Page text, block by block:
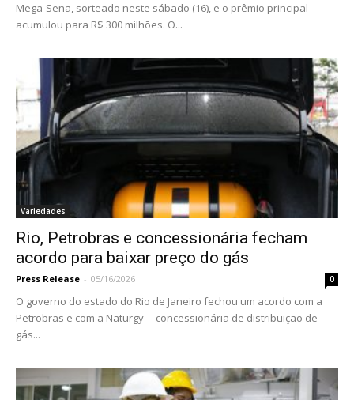
Mega-Sena, sorteado neste sábado (16), e o prêmio principal
acumulou para R$ 300 milhões. O...
Variedades
Rio, Petrobras e concessionária fecham
acordo para baixar preço do gás
Press Release - 05/16/2026 0
O governo do estado do Rio de Janeiro fechou um acordo com a
Petrobras e com a Naturgy ─ concessionária de distribuição de
gás...